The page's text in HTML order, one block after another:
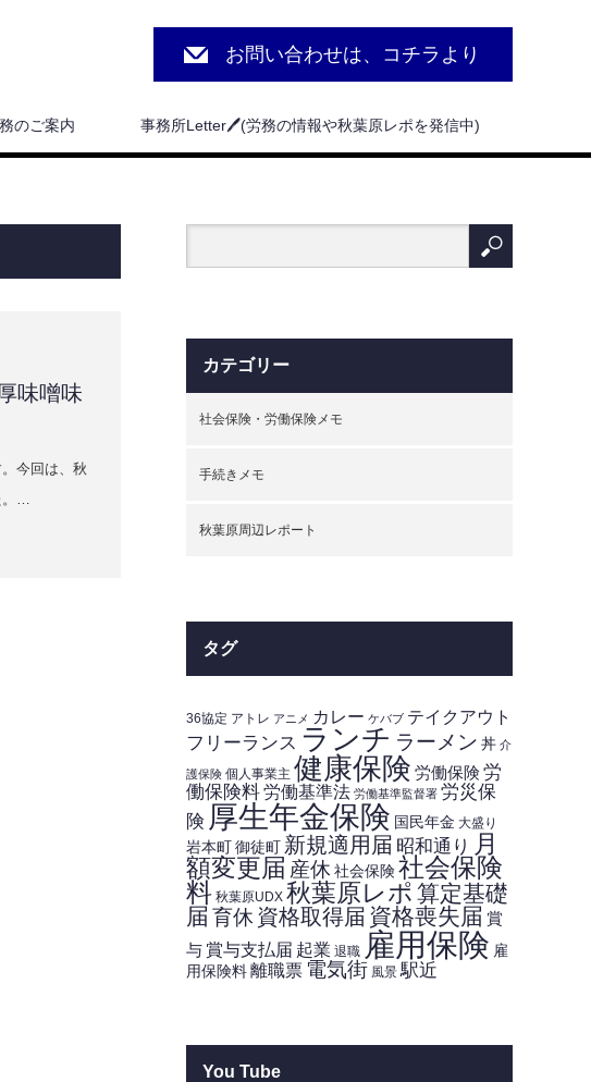
お問い合わせは、コチラより
のご案内 事務所Letter🖊(労務の情報や秋葉原レポを発信中)
味噌味
今回は、秋
。…
カテゴリー
社会保険・労働保険メモ
手続きメモ
秋葉原周辺レポート
タグ
36協定 アトレ アニメ カレー ケバブ テイクアウト
フリーランス ランチ ラーメン 丼 介
護保険 個人事業主 健康保険 労働保険労
働保険料労働基準法 労働基準監督署 労災保
険 厚生年金保険 国民年金 大盛り
岩本町 御徒町 新規適用届 昭和通り 月
額変更届 産休 社会保険 社会保険
料 秋葉原UDX 秋葉原レポ 算定基礎
届 育休資格取得届 資格喪失届 賞
与 賞与支払届 起業 退職 雇用保険 雇
用保険料 離職票 電気街 風景 駅近
You Tube